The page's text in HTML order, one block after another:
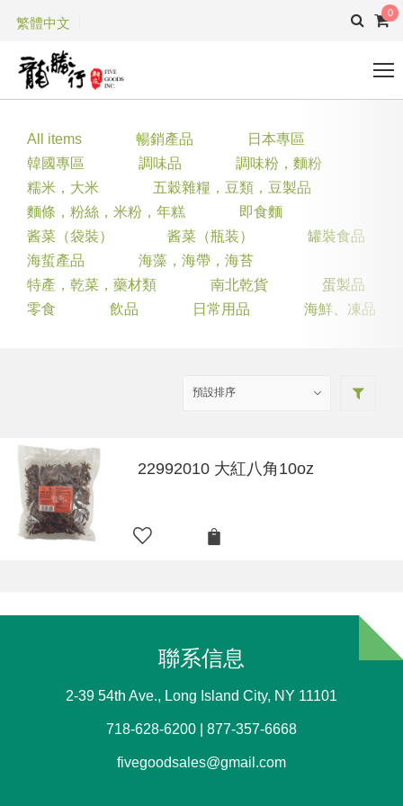
繁體中文
0
All items 暢銷產品
日本專區
韓國專區
調味品
調味粉，麵粉
糯米，大米
五穀雜糧，豆類，豆製品
麵條，粉絲，米粉，年糕
即食麵
酱菜（袋裝）
酱菜（瓶装）
罐裝食品
海蜇產品
海藻，海帶，海苔
特產，乾菜，藥材類
南北乾貨
蛋製品
零食
飲品 日常用品 海鮮、凍品
22992010 大紅八角10oz
聯系信息
2-39 54th Ave., Long Island City, NY 11101
718-628-6200 | 877-357-6668
fivegoodsales@gmail.com